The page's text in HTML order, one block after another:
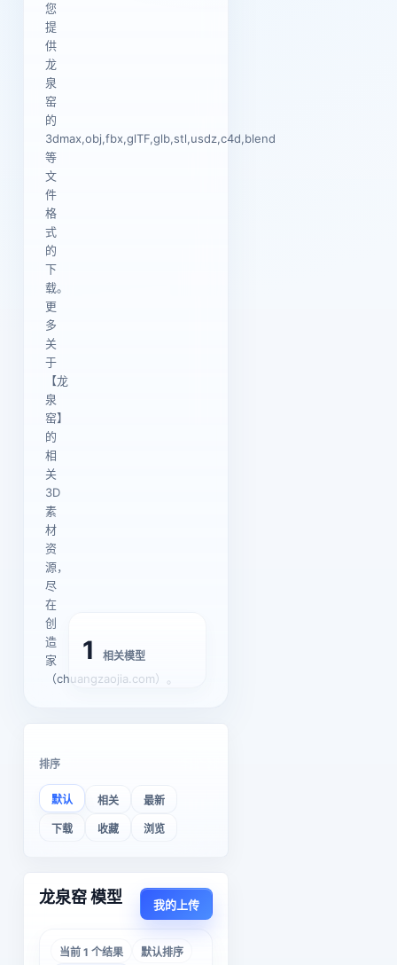
您
提
供
龙
泉
窑
的
3dmax,obj,fbx,glTF,glb,stl,usdz,c4d,blend
等
文
件
格
式
的
下
载。
更
多
关
于
【龙
泉
窑】
的
相
关
3D
素
材
资
源，
尽
在
创
造
家
（chuangzaojia.com）。
1 相关模型
排序
默认 相关 最新
下载 收藏 浏览
龙泉窑 模型 我的上传
当前 1 个结果
默认排序